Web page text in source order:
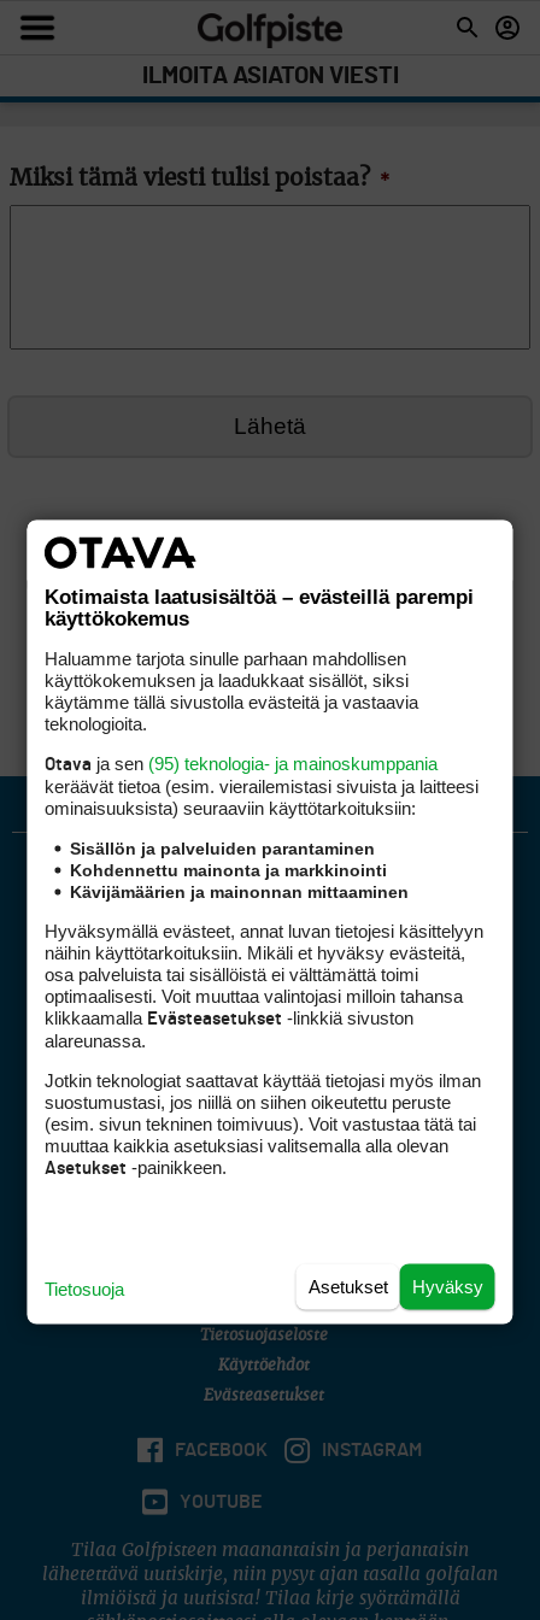
ILMOITA ASIATON VIESTI
Miksi tämä viesti tulisi poistaa? *
Golfpiste mediakortti
Golfpisteen yhteystiedot
DSA avoimuusraportti
Asiakaspalvelu
(digi) digi@otavamedia.fi
Tietosuojaseloste
Käyttöehdot
Evästeasetukset
FACEBOOK INSTAGRAM
YOUTUBE
Tilaa Golfpisteen maanantaisin ja perjantaisin
lähetettävä uutiskirje, niin pysyt ajan tasalla golfalan
ilmiöistä ja uutisista! Tilaa kirje syöttämällä
Kotimaista laatusisältöä – evästeillä parempi
käyttökokemus
Haluamme tarjota sinulle parhaan mahdollisen
käyttökokemuksen ja laadukkaat sisällöt, siksi
käytämme tällä sivustolla evästeitä ja vastaavia
teknologioita.
Otava ja sen (95) teknologia- ja mainoskumppania
keräävät tietoa (esim. vierailemis­tasi sivuista ja laitteesi
ominaisuuk­sista) seuraaviin käyttötarkoituksiin:
Sisällön ja palveluiden parantaminen
Kohdennettu mainonta ja markkinointi
Kävijämäärien ja mainonnan mittaaminen
Hyväksymällä evästeet, annat luvan tietojesi käsittelyyn
näihin käyttötarkoituksiin. Mikäli et hyväksy evästeitä,
osa palveluista tai sisällöistä ei välttämättä toimi
optimaalisesti. Voit muuttaa valintojasi milloin tahansa
klikkaamalla Evästeasetukset -linkkiä sivuston
alareunassa.
Jotkin teknologiat saattavat käyttää tietojasi myös ilman
suostumustasi, jos niillä on siihen oikeutettu peruste
(esim. sivun tekninen toimivuus). Voit vastustaa tätä tai
muuttaa kaikkia asetuksiasi valitsemalla alla olevan
Asetukset -painikkeen.
Hyväksy
Asetukset
Tietosuoja